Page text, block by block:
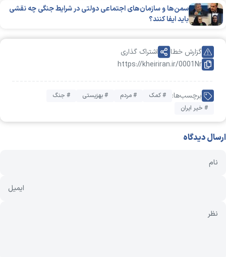
سمن‌ها و سازمان‌های اجتماعی دولتی در شرایط جنگی چه نقشی
باید ایفا کنند؟
https://kheiriran.ir/0001Nr
گزارش خطا اشتراک گذاری
برچسب‌ها: # کمک # مردم # بهزیستی
# جنگ
# خیر ایران
ارسال دیدگاه